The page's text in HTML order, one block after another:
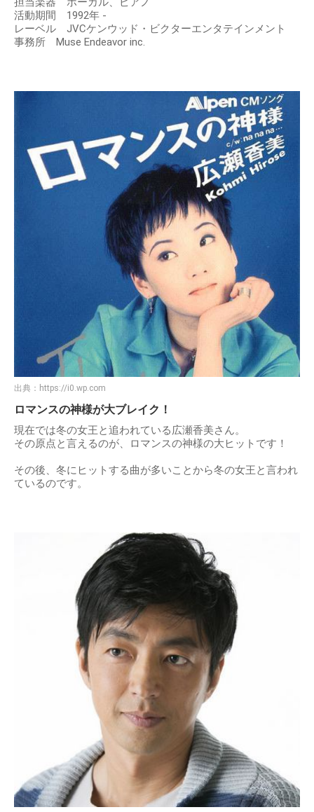
活動期間 1992年 -
レーベル JVCケンウッド・ビクターエンタテインメント
事務所 Muse Endeavor inc.
出典： https://i0.wp.com
ロマンスの神様が大ブレイク！
現在では冬の女王と追われている広瀬香美さん。
その原点と言えるのが、ロマンスの神様の大ヒットです！
その後、冬にヒットする曲が多いことから冬の女王と言われ
ているのです。